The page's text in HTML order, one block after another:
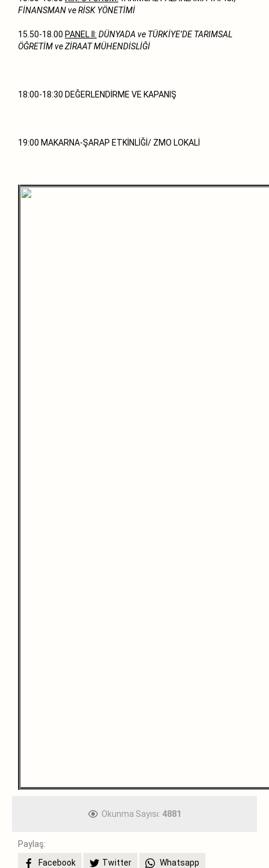
FİNANSMAN ve RİSK YÖNETİMİ
15.50-18.00 PANEL II: DÜNYADA ve TÜRKİYE’DE TARIMSAL
ÖĞRETİM ve ZİRAAT MÜHENDİSLİĞİ
18:00-18:30 DEĞERLENDİRME VE KAPANIŞ
19:00 MAKARNA-ŞARAP ETKİNLİĞİ/ ZMO LOKALİ
Okunma Sayısı: 4881
Paylaş:
Facebook
Twitter Whatsapp